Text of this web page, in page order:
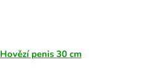
Hovězí penis 30 cm